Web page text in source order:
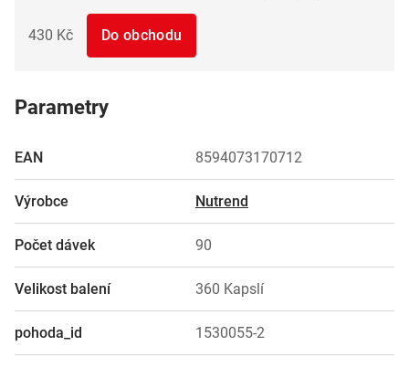
430 Kč Do obchodu
Parametry
EAN 8594073170712
Výrobce Nutrend
Počet dávek 90
Velikost balení 360 Kapslí
pohoda_id 1530055-2